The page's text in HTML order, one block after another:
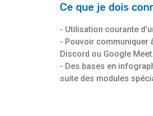
Ce que je dois
- Utilisation courante
- Pouvoir communiquer
Discord ou Google Meet.
- Des bases en
suite des modules